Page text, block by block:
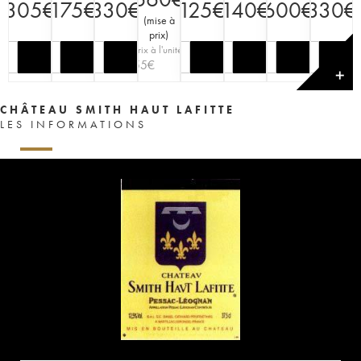
305€175€330€ (mise à
prix)
Prix à l'unité
55€
125€140€600€
330€
✕
CHÂTEAU SMITH HAUT LAFITTE
LES INFORMATIONS